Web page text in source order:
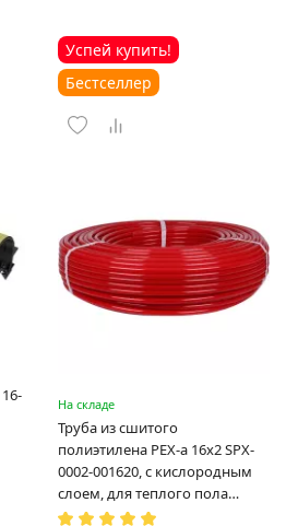
Успей купить!
Бестселлер
На складе
Труба из сшитого
полиэтилена PEX-a 16х2 SPX-
0002-001620, с кислородным
слоем, для теплого пола
(Испания)